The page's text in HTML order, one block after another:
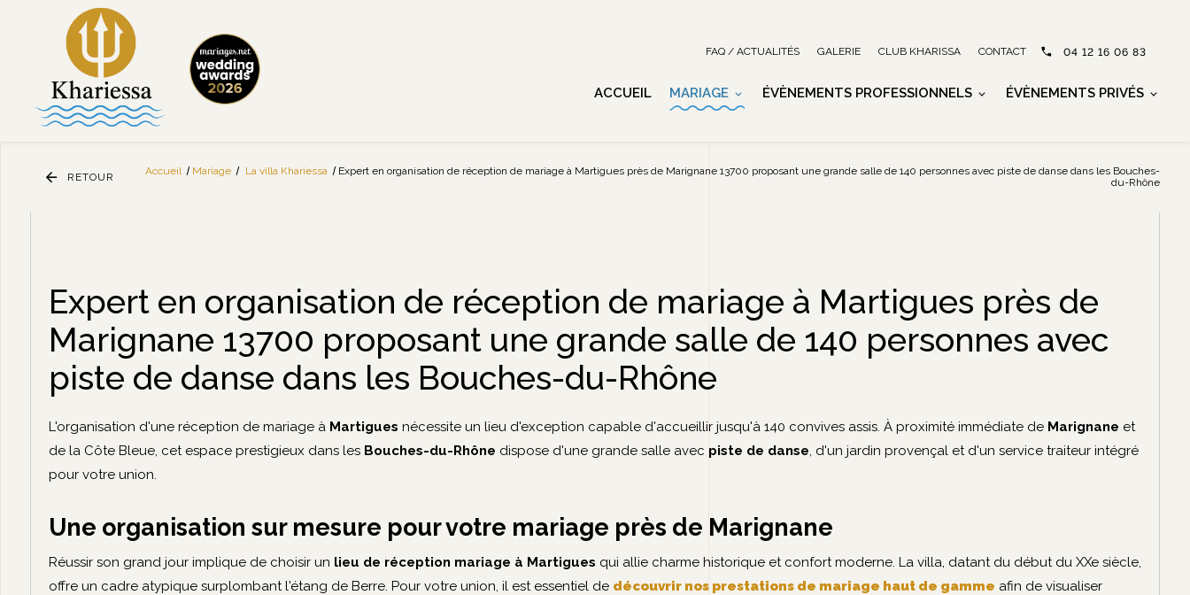
FAQ / ACTUALITÉS GALERIE CLUB KHARISSA CONTACT 04 12 16 06 83
ACCUEIL MARIAGE ÉVÈNEMENTS PROFESSIONNELS ÉVÈNEMENTS PRIVÉS
Accueil Mariage La villa Khariessa
Expert en organisation de réception de mariage à Martigues près de Marignane 13700 proposant une grande salle de 140 personnes avec piste de danse dans les Bouches-
du-Rhône
RETOUR
Expert en organisation de réception de mariage à Martigues près de
Marignane 13700 proposant une grande salle de 140 personnes avec
piste de danse dans les Bouches-du-Rhône
L'organisation d'une réception de mariage à Martigues nécessite un lieu d'exception capable d'accueillir jusqu'à 140 convives assis. À proximité immédiate de Marignane et
de la Côte Bleue, cet espace prestigieux dans les Bouches-du-Rhône dispose d'une grande salle avec piste de danse, d'un jardin provençal et d'un service traiteur intégré
pour votre union.
Une organisation sur mesure pour votre mariage près de Marignane
Réussir son grand jour implique de choisir un lieu de réception mariage à Martigues qui allie charme historique et confort moderne. La villa, datant du début du XXe siècle,
offre un cadre atypique surplombant l'étang de Berre. Pour votre union, il est essentiel de découvrir nos prestations de mariage haut de gamme afin de visualiser
Panneau de gestion des cookies